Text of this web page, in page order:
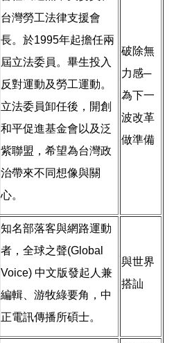
台灣勞工法律支援會
長。於1995年起擔任兩
屆立法委員。畢生投入
反對運動及勞工運動。
立法委員卸任後，開創
和平促進基金會以及泛
紫聯盟，希望為台灣政
治帶來不同想像與關
心。
破除無
力感─
為下一
波改革
做準備
知名部落客與網路運動
者，全球之聲(Global
Voice) 中文版發起人兼
編輯、游牧綠要角，中
正電訊傳播所碩士。
與世界
搭訕